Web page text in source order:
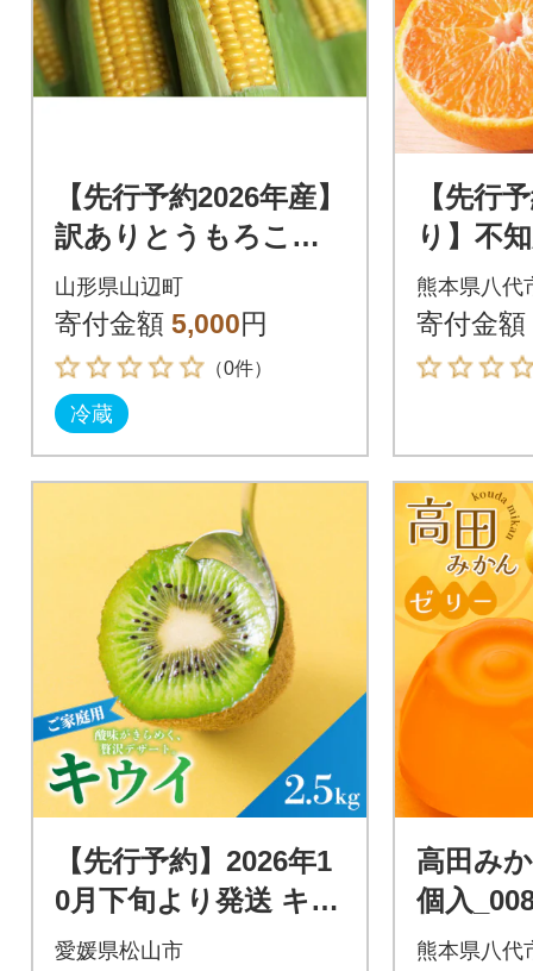
【先行予約2026年産】
訳ありとうもろこし
ゴールドラッシュ1.8
kg【朝獲れを産地直
送】
山形県山辺町
寄付金額 5,000円
（0件）
冷蔵
【先行
り】不
27年1月
発送】
熊本県八代
寄付金額
【先行予約】2026年1
0月下旬より発送 キウ
イフルーツ ヘイワー
愛媛県松山市
高田み
個入
熊本県八代